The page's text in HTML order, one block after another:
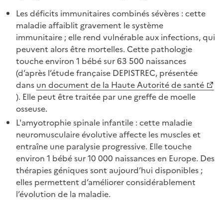
Les déficits immunitaires combinés sévères : cette
maladie affaiblit gravement le système
immunitaire ; elle rend vulnérable aux infections, qui
peuvent alors être mortelles. Cette pathologie
touche environ 1 bébé sur 63 500 naissances
(d’après l’étude française DEPISTREC, présentée
dans un document de la Haute Autorité de santé
). Elle peut être traitée par une greffe de moelle
osseuse.
L'amyotrophie spinale infantile : cette maladie
neuromusculaire évolutive affecte les muscles et
entraîne une paralysie progressive. Elle touche
environ 1 bébé sur 10 000 naissances en Europe. Des
thérapies géniques sont aujourd’hui disponibles ;
elles permettent d’améliorer considérablement
l’évolution de la maladie.